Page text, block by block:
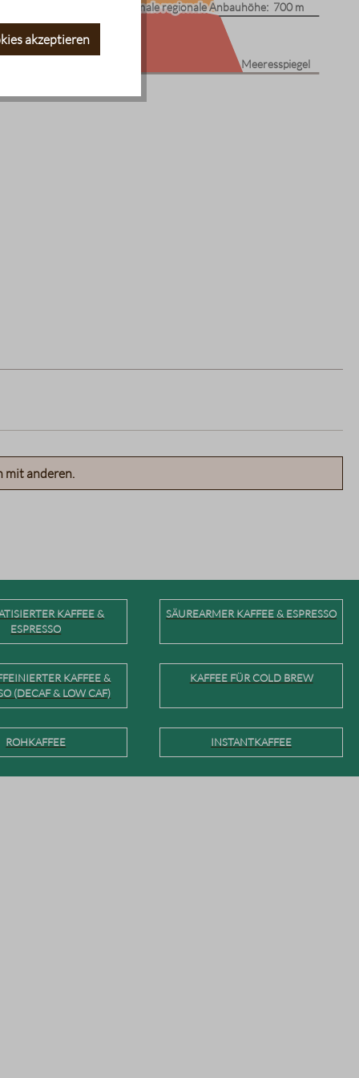
minimale regionale Anbauhöhe: 700 m
minimale regionale Anbauhöhe: 700 m
Meeresspiegel
mit anderen.
KAFFEE &
ESPRESSO
SÄUREARMER KAFFEE & ESPRESSO
KAFFEE &
(DECAF & LOW CAF)
KAFFEE FÜR COLD BREW
ROHKAFFEE INSTANTKAFFEE
akzeptieren